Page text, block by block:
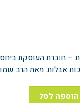
– חוברת העוסקת ביחס
אבלות. מאת הרב
הוספה לסל